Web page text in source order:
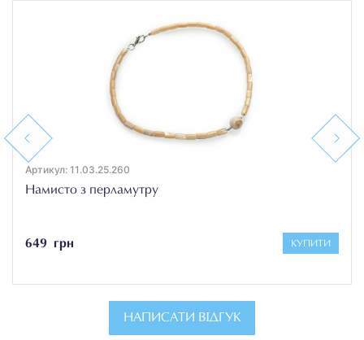
Previous
Артикул: 11.03.25.260
Намисто з перламутру
649 грн КУПИТИ
Next
НАПИСАТИ ВІДГУК